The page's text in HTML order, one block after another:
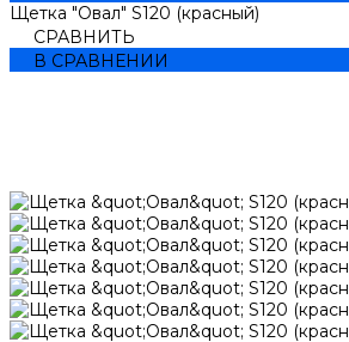
Щетка "Овал" S120 (красный)
СРАВНИТЬ
В СРАВНЕНИИ